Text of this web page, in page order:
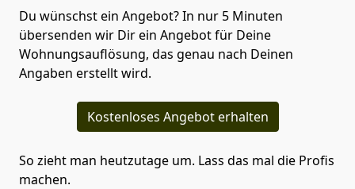
Du wünschst ein Angebot? In nur 5 Minuten
übersenden wir Dir ein Angebot für Deine
Wohnungsauflösung, das genau nach Deinen
Angaben erstellt wird.
Kostenloses Angebot erhalten
So zieht man heutzutage um. Lass das mal die Profis
machen.